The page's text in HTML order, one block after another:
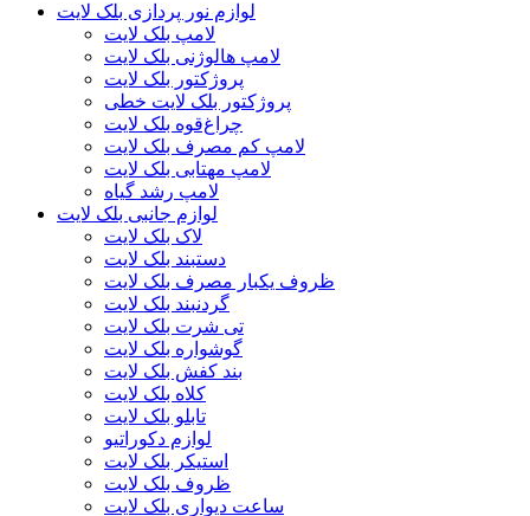
لوازم نور پردازی بلک لایت
لامپ بلک لایت
لامپ هالوژنی بلک لایت
پروژکتور بلک لایت
پروژکتور بلک لایت خطی
چراغ‌قوه بلک لایت
لامپ کم مصرف بلک لایت
لامپ مهتابی بلک لایت
لامپ رشد گیاه
لوازم جانبی بلک لایت
لاک بلک لایت
دستبند بلک لایت
ظروف یکبار مصرف بلک لایت
گردنبند بلک لایت
تی شرت بلک لایت
گوشواره بلک لایت
بند کفش بلک لایت
کلاه بلک لایت
تابلو بلک لایت
لوازم دکوراتیو
استیکر بلک لایت
ظروف بلک لایت
ساعت دیواری بلک لایت